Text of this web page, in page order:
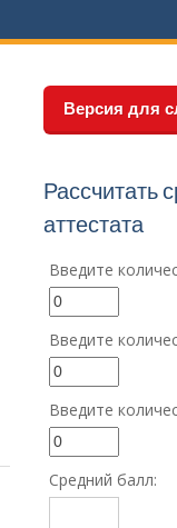
Версия для
Рассчитать
аттестата
Введите
Введите
Введите
Средний балл: